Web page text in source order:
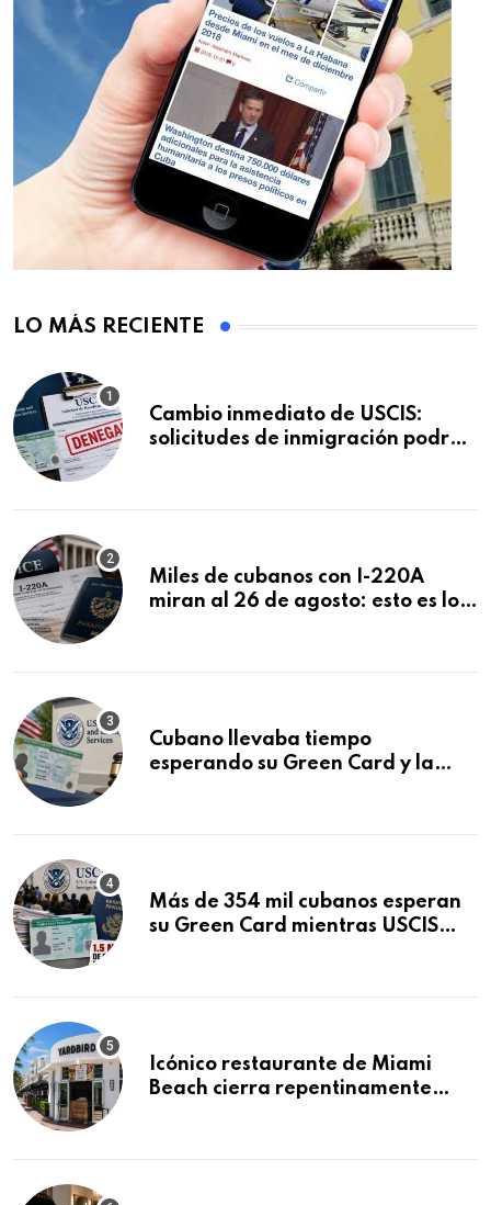
LO MÁS RECIENTE
Cambio inmediato de USCIS:
solicitudes de inmigración podrán
Miles de cubanos con I-220A
miran al 26 de agosto: esto es lo
Cubano llevaba tiempo
esperando su Green Card y la
Más de 354 mil cubanos esperan
su Green Card mientras USCIS
Icónico restaurante de Miami
Beach cierra repentinamente